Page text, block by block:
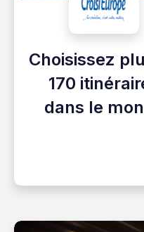
Choisissez
170
dans le